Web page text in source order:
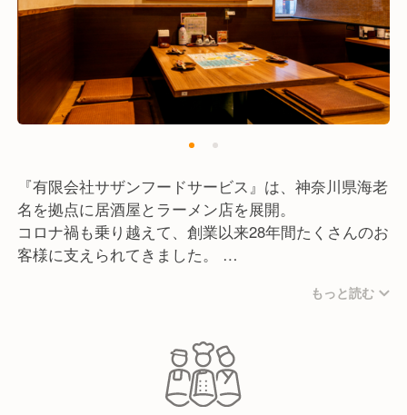
『有限会社サザンフードサービス』は、神奈川県海老
名を拠点に居酒屋とラーメン店を展開。
コロナ禍も乗り越えて、創業以来28年間たくさんのお
客様に支えられてきました。
サザンオールスターズの大ファンである当社は、その
幅広い層のお客様がゆっくりとおくつろぎいただける
よう、居心地の良い雰囲気を演出しています。
もっと読む